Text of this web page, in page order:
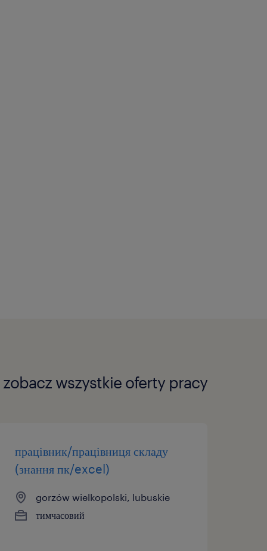
zobacz wszystkie oferty pracy
працівник/працівниця складу
(знання пк/excel)
gorzów wielkopolski, lubuskie
тимчасовий